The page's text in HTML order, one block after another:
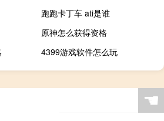
跑跑卡丁车 ati是谁
原神怎么获得资格
4399游戏软件怎么玩
☚